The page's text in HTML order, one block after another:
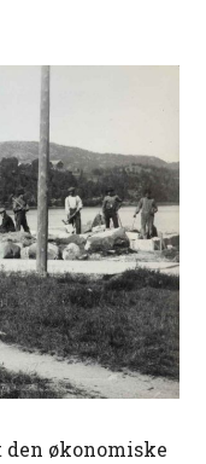
den økonomiske